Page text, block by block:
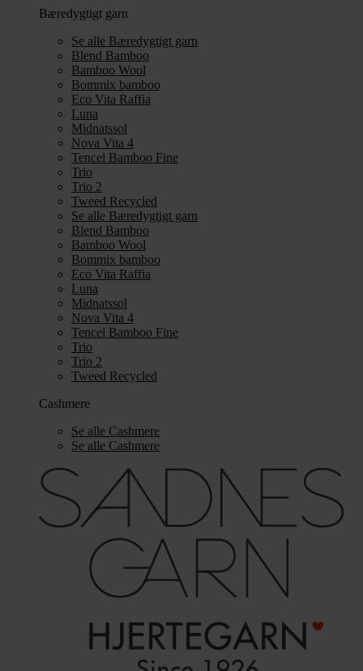
Bæredygtigt garn
Se alle Bæredygtigt garn
Blend Bamboo
Bamboo Wool
Bommix bamboo
Eco Vita Raffia
Luna
Midnatssol
Nova Vita 4
Tencel Bamboo Fine
Trio
Trio 2
Tweed Recycled
Se alle Bæredygtigt garn
Blend Bamboo
Bamboo Wool
Bommix bamboo
Eco Vita Raffia
Luna
Midnatssol
Nova Vita 4
Tencel Bamboo Fine
Trio
Trio 2
Tweed Recycled
Cashmere
Se alle Cashmere
Se alle Cashmere